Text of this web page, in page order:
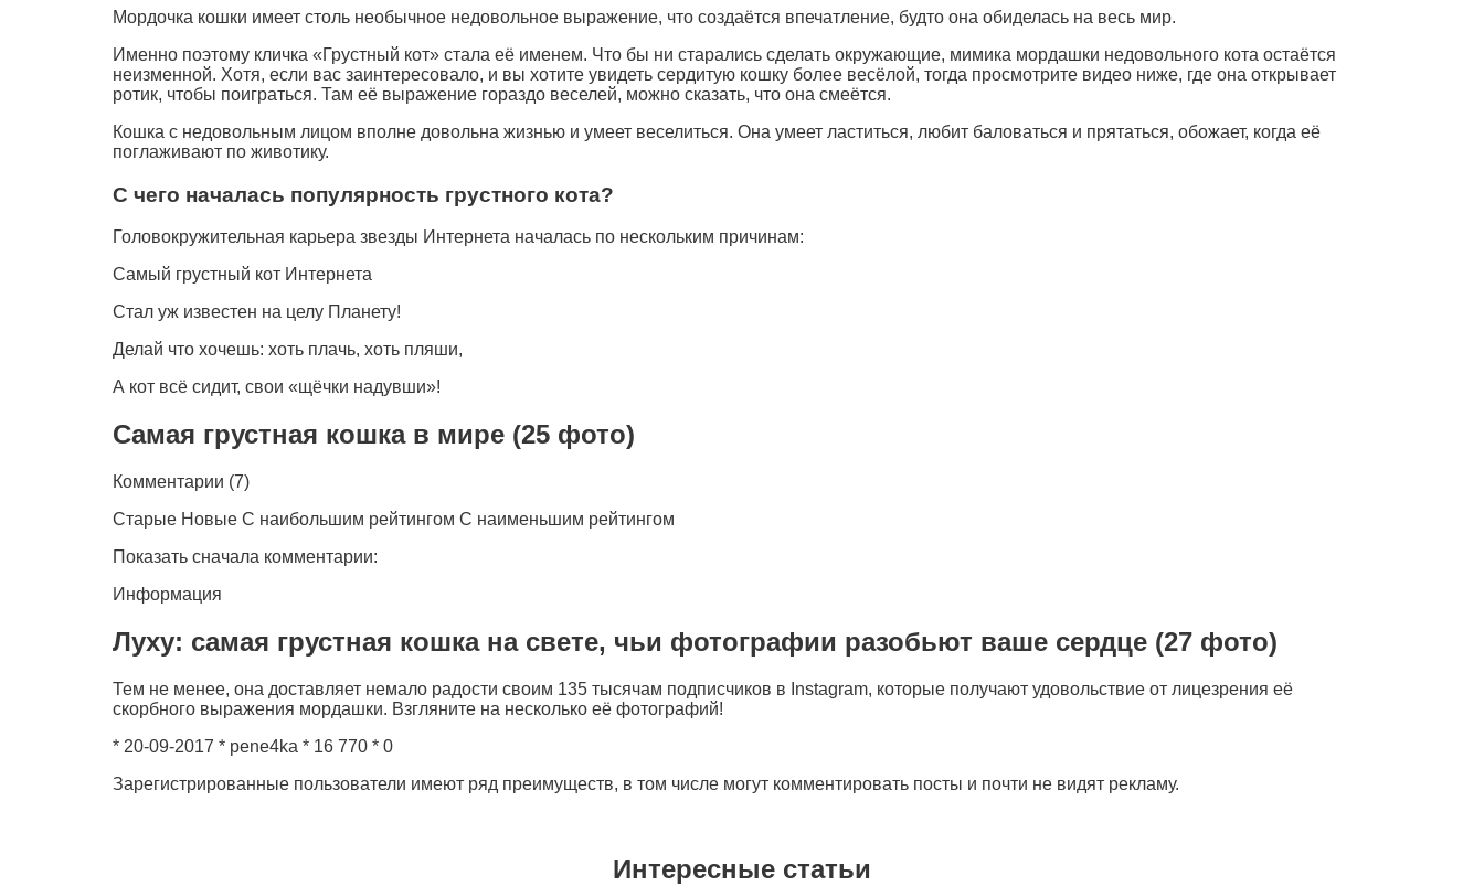
Мордочка кошки имеет столь необычное недовольное выражение, что создаётся впечатление, будто она обиделась на весь мир.
Именно поэтому кличка «Грустный кот» стала её именем. Что бы ни старались сделать окружающие, мимика мордашки недовольного кота остаётся
неизменной. Хотя, если вас заинтересовало, и вы хотите увидеть сердитую кошку более весёлой, тогда просмотрите видео ниже, где она открывает
ротик, чтобы поиграться. Там её выражение гораздо веселей, можно сказать, что она смеётся.
Кошка с недовольным лицом вполне довольна жизнью и умеет веселиться. Она умеет ластиться, любит баловаться и прятаться, обожает, когда её
поглаживают по животику.
С чего началась популярность грустного кота?
Головокружительная карьера звезды Интернета началась по нескольким причинам:
Самый грустный кот Интернета
Стал уж известен на целу Планету!
Делай что хочешь: хоть плачь, хоть пляши,
А кот всё сидит, свои «щёчки надувши»!
Самая грустная кошка в мире (25 фото)
Комментарии (7)
Старые Новые C наибольшим рейтингом C наименьшим рейтингом
Показать сначала комментарии:
Информация
Луху: самая грустная кошка на свете, чьи фотографии разобьют ваше сердце (27 фото)
Тем не менее, она доставляет немало радости своим 135 тысячам подписчиков в Instagram, которые получают удовольствие от лицезрения её
скорбного выражения мордашки. Взгляните на несколько её фотографий!
* 20-09-2017 * pene4ka * 16 770 * 0
Зарегистрированные пользователи имеют ряд преимуществ, в том числе могут комментировать посты и почти не видят рекламу.
Интересные статьи